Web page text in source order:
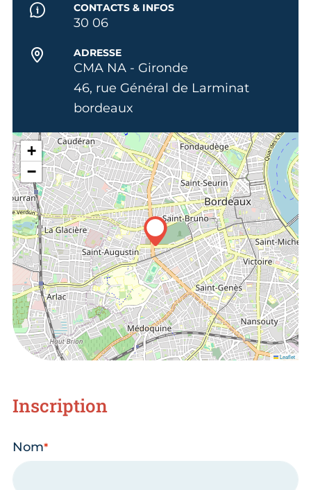
CONTACTS & INFOS
30 06
ADRESSE
CMA NA - Gironde
46, rue Général de Larminat
bordeaux
+
−
Leaflet
Inscription
Nom